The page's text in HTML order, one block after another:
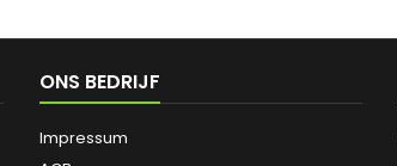
ONS BEDRIJF
Impressum